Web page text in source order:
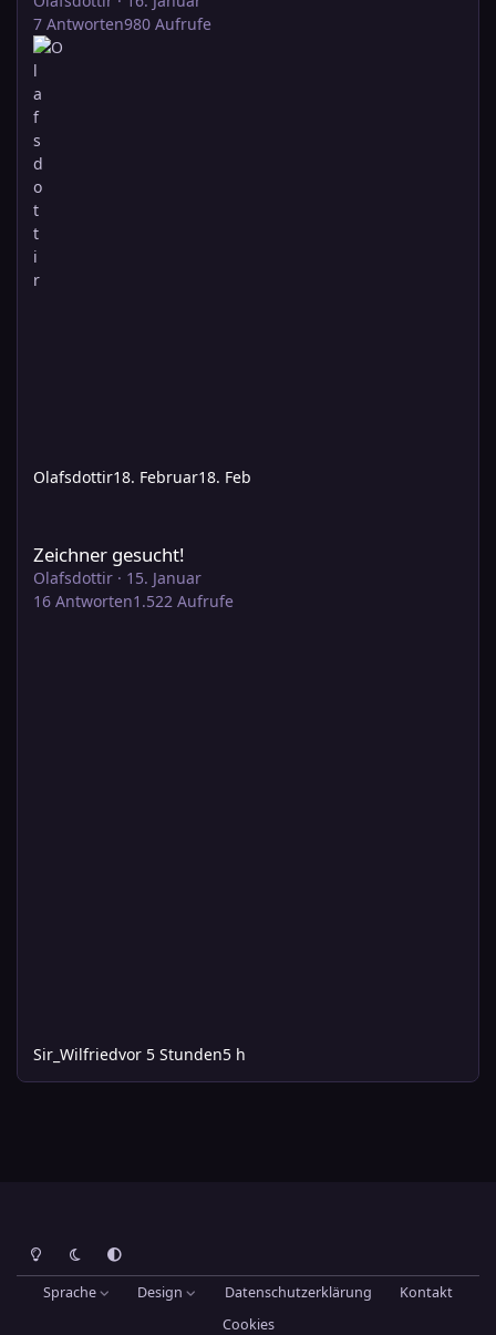
7 Antworten980 Aufrufe
Olafsdottir18. Februar18. Feb
Zeichner gesucht!
Olafsdottir · 15. Januar
16 Antworten1.522 Aufrufe
Sir_Wilfriedvor 5 Stunden5 h
Heller ModusDunkler ModusSystemeinstellung
Sprache Design Datenschutzerklärung
Kontakt
Cookies